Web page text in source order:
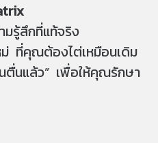
มรู้สึกที่แท้จริง
ที่คุณต้องไต่เหมือนเดิม
ตื่นแล้ว” เพื่อให้คุณรักษา